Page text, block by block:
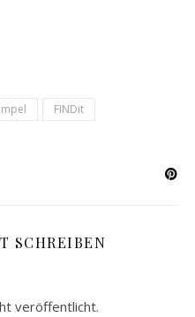
FINDit
SCHREIBEN
veröffentlicht.